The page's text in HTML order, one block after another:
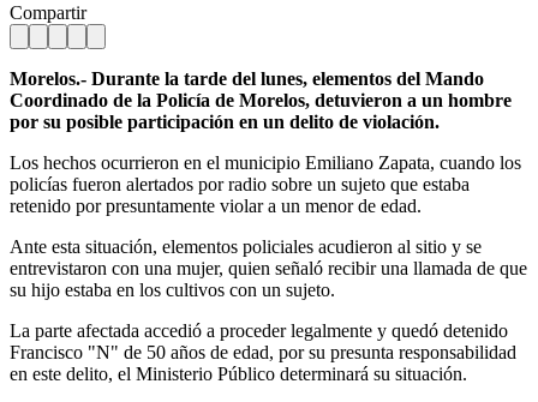
Compartir
Morelos.- Durante la tarde del lunes, elementos del Mando
Coordinado de la Policía de Morelos, detuvieron a un hombre
por su posible participación en un delito de violación.
Los hechos ocurrieron en el municipio Emiliano Zapata, cuando los
policías fueron alertados por radio sobre un sujeto que estaba
retenido por presuntamente violar a un menor de edad.
Ante esta situación, elementos policiales acudieron al sitio y se
entrevistaron con una mujer, quien señaló recibir una llamada de que
su hijo estaba en los cultivos con un sujeto.
La parte afectada accedió a proceder legalmente y quedó detenido
Francisco "N" de 50 años de edad, por su presunta responsabilidad
en este delito, el Ministerio Público determinará su situación.